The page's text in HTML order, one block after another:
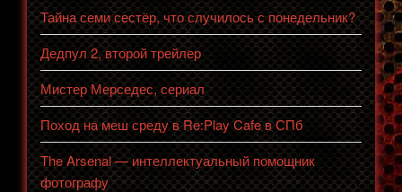
Тайна семи сестёр, что случилось с понедельник?
Дедпул 2, второй трейлер
Мистер Мерседес, сериал
Поход на меш среду в Re:Play Cafe в СПб
The Arsenal — интеллектуальный помощник
фотографу